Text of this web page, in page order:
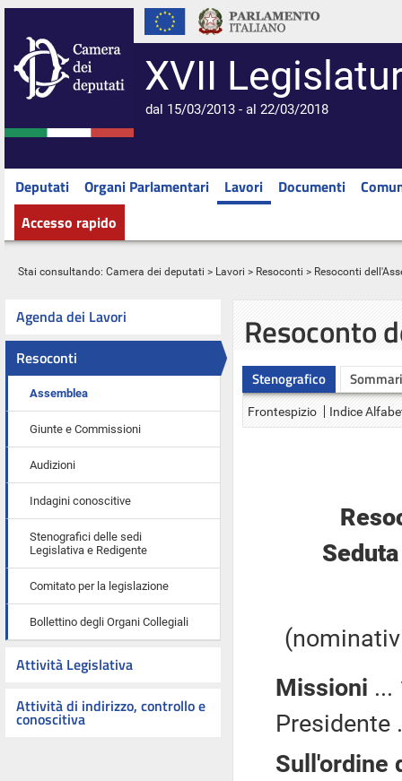
XVII
dal 15/03/2013 - al 22/03/2018
Deputati Organi Parlamentari Lavori Documenti
Accesso rapido
Stai consultando: Camera dei deputati > Lavori > Resoconti > Resoconti
Agenda dei Lavori
Resoconti
Assemblea
Giunte e Commissioni
Audizioni
Indagini conoscitive
Stenografici delle sedi
Legislativa e Redigente
Comitato per la legislazione
Bollettino degli Organi Collegiali
Attività Legislativa
Attività di indirizzo, controllo e
conoscitiva
Resoconto
Stenografico
Frontespizio Indice
Missioni ...
Presidente
Sull'ordine